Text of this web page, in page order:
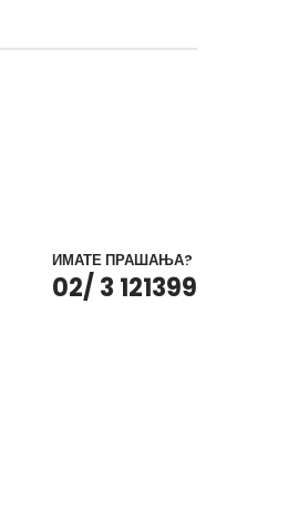
ИМАТЕ ПРАШАЊА?
02/ 3 121399